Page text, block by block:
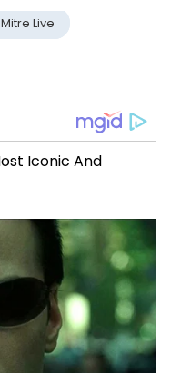
Mitre Live